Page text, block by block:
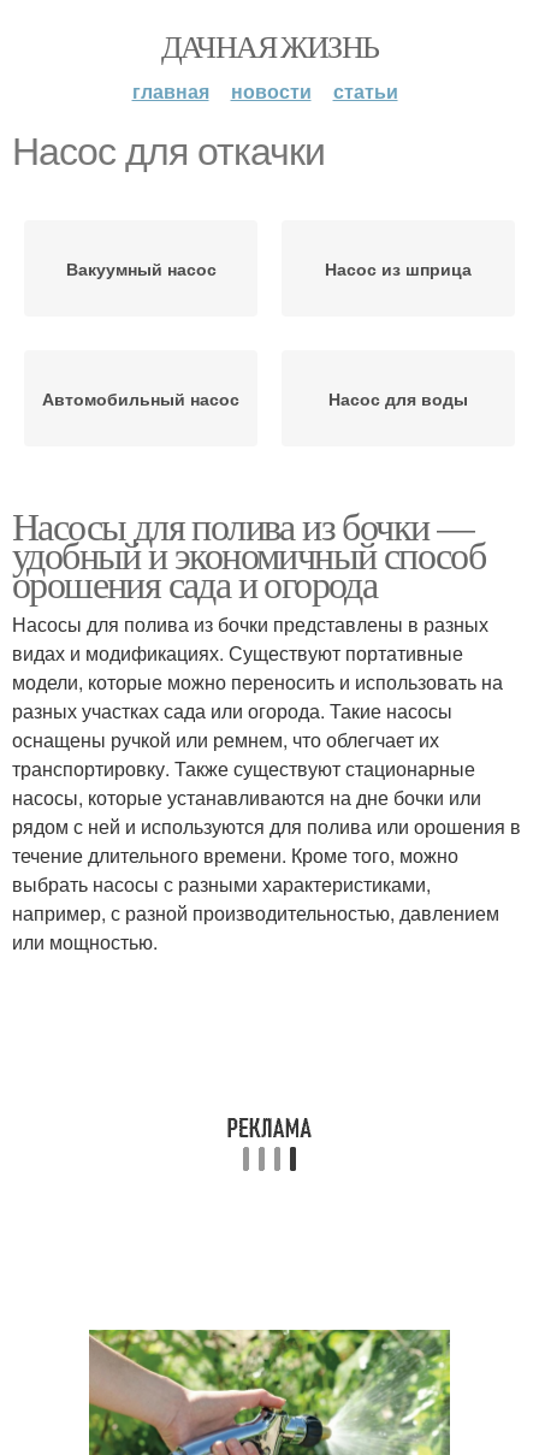
ДАЧНАЯ ЖИЗНЬ
главная новости статьи
Насос для откачки
Вакуумный насос Насос из шприца
Автомобильный насос Насос для воды
Насосы для полива из бочки —
удобный и экономичный способ
орошения сада и огорода
Насосы для полива из бочки представлены в разных
видах и модификациях. Существуют портативные
модели, которые можно переносить и использовать на
разных участках сада или огорода. Такие насосы
оснащены ручкой или ремнем, что облегчает их
транспортировку. Также существуют стационарные
насосы, которые устанавливаются на дне бочки или
рядом с ней и используются для полива или орошения в
течение длительного времени. Кроме того, можно
выбрать насосы с разными характеристиками,
например, с разной производительностью, давлением
или мощностью.